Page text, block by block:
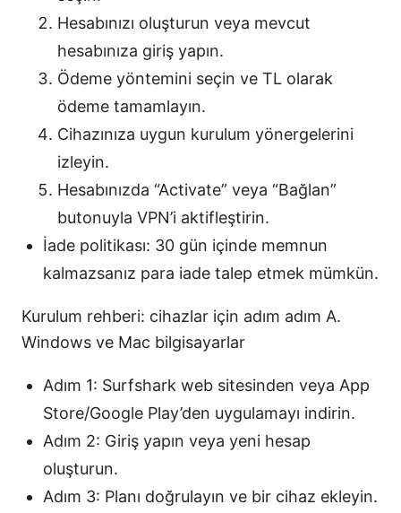
Hesabınızı oluşturun veya mevcut
hesabınıza giriş yapın.
Ödeme yöntemini seçin ve TL olarak
ödeme tamamlayın.
Cihazınıza uygun kurulum yönergelerini
izleyin.
Hesabınızda “Activate” veya “Bağlan”
butonuyla VPN’i aktifleştirin.
İade politikası: 30 gün içinde memnun
kalmazsanız para iade talep etmek mümkün.
Kurulum rehberi: cihazlar için adım adım A.
Windows ve Mac bilgisayarlar
Adım 1: Surfshark web sitesinden veya App
Store/Google Play’den uygulamayı indirin.
Adım 2: Giriş yapın veya yeni hesap
oluşturun.
Adım 3: Planı doğrulayın ve bir cihaz ekleyin.